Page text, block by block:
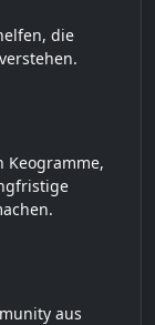
die
Keogramme,
aus